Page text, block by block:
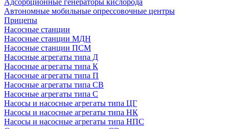
Адсорбционные генераторы кислорода
Автономные мобильные опрессовочные центры
Прицепы
Насосные станции
Насосные станции МДН
Насосные станции ПСМ
Насосные агрегаты типа Д
Насосные агрегаты типа К
Насосные агрегаты типа П
Насосные агрегаты типа СВ
Насосные агрегаты типа С
Насосы и насосные агрегаты типа ЦГ
Насосы и насосные агрегаты типа НК
Насосы и насосные агрегаты типа НПС